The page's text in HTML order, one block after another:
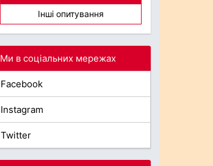
Інші опитування
Ми в соціальних мережах
Facebook
Instagram
Twitter